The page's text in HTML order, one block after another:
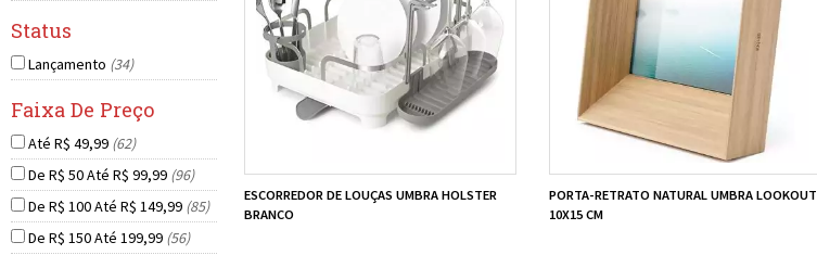
Lançamento (34)
Até R$ 49,99 (62)
De R$ 50 Até R$ 99,99 (96)
De R$ 100 Até R$ 149,99 (85)
De R$ 150 Até 199,99 (56)
ESCORREDOR DE LOUÇAS UMBRA HOLSTER
BRANCO
PORTA-RETRATO NATURAL UMBRA LOOKOUT
10X15 CM